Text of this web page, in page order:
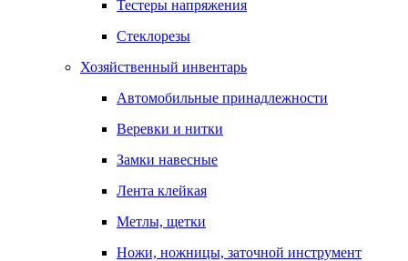
Тестеры напряжения
Стеклорезы
Хозяйственный инвентарь
Автомобильные принадлежности
Веревки и нитки
Замки навесные
Лента клейкая
Метлы, щетки
Ножи, ножницы, заточной инструмент